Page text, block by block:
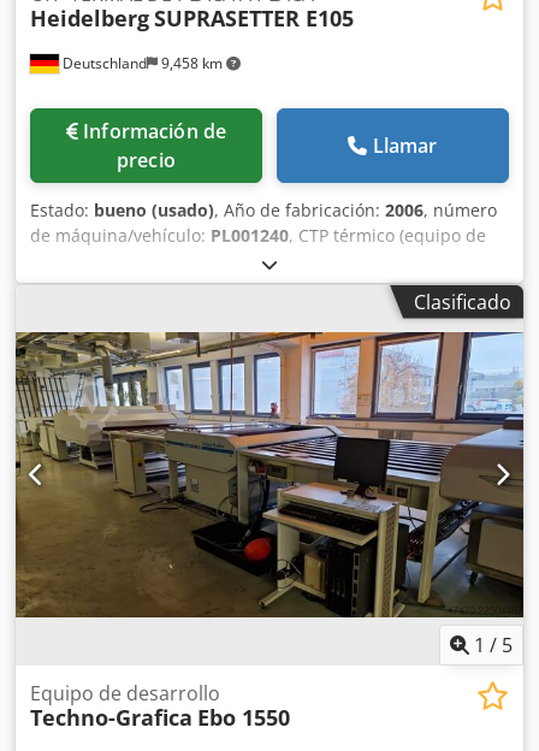
Deutschland 9,458 km
HeidelbergSUPRASETTER E105
Información de
precio
Llamar
Estado: bueno (usado), Año de fabricación: 2006, número
de máquina/vehículo: PL001240, CTP térmico (equipo de
exposición de planchas) Rendimiento (planchas/hora,
formato máximo): 14 planchas/hora Formato mínimo de
plancha: 370 x 323 mm Crjdpefmmyzefx Ah Dof Formato
máximo de plancha: 930 x 1140 mm Grosor de la plancha:
0,15 - 0,3 mm Datos técnicos sujetos a las especificaciones
del pedido, los materiales de consumo y otros factores
relevantes.
Clasificado
1 / 5
Equipo de desarrollo
Techno-Grafica Ebo 1550